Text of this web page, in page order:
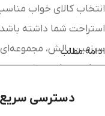
انتخاب کالای خواب
استراحت شما داشته
سرزمین بالش، مجموعه‌ای
لحاف، محافظ تشک و
مدل‌های کالای خواب از
ادامه مطلب
دسترسی سریع